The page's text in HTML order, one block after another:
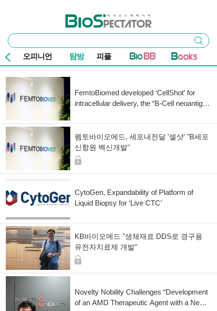
바이오스펙테이터
통
합
검
색
검색
오피니언 탐방 피플
FemtoBiomed developed ‘CellShot’ for
intracellular delivery, the “B-Cell neoantigen
펨토바이오메드, 세포내전달 '셀샷' "B세포
신항원 백신개발"
CytoGen, Expandability of Platform of
Liquid Biopsy for ‘Live CTC’
KB바이오메드 "생체재료 DDS로 경구용
유전자치료제 개발"
Novelty Nobility Challenges “Development
of an AMD Therapeutic Agent with a New